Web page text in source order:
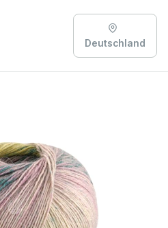
Deutschland